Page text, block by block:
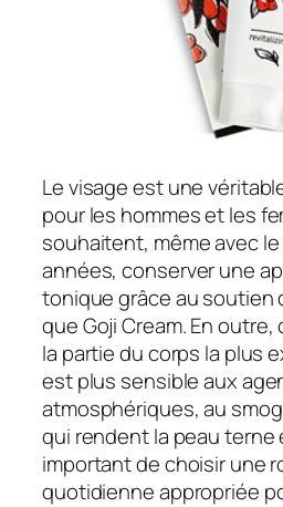
Le visage est une
pour les hommes et les
souhaitent, même avec
années, conserver une
tonique grâce au soutien
que Goji Cream. En outre,
la partie du corps la plus
est plus sensible aux
atmosphériques, au
qui rendent la peau terne
important de choisir une
quotidienne appropriée